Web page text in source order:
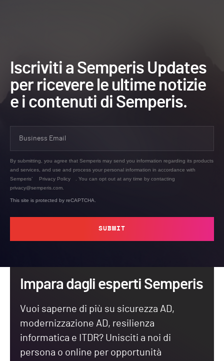
Iscriviti a Semperis Updates
per ricevere le ultime notizie
e i contenuti di Semperis.
By submitting, you agree that Semperis may send you information regarding its products
and services, and use and process your personal information in accordance with
Semperis’
Privacy Policy
. You can opt out at any time by contacting
privacy@semperis.com.
This site is protected by reCAPTCHA.
SUBMIT
Impara dagli esperti Semperis
Vuoi saperne di più su sicurezza AD,
modernizzazione AD, resilienza
informatica e ITDR? Unisciti a noi di
persona o online per opportunità